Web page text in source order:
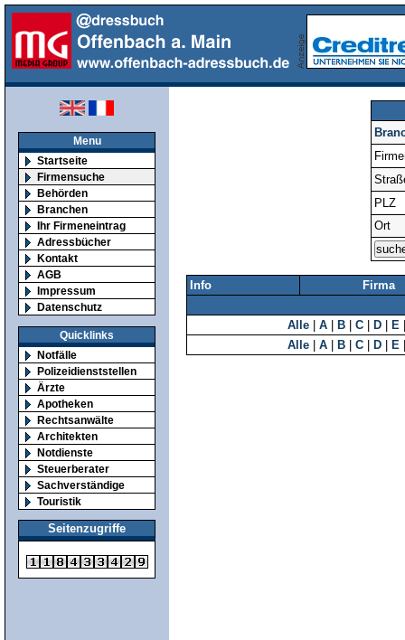
Menu
Startseite
Firmensuche
Behörden
Branchen
Ihr Firmeneintrag
Adressbücher
Kontakt
AGB
Impressum
Datenschutz
Quicklinks
Notfälle
Polizeidienststellen
Ärzte
Apotheken
Rechtsanwälte
Architekten
Notdienste
Steuerberater
Sachverständige
Touristik
Seitenzugriffe
PLZ
Ort
Info Firma
Alle A B C D E
Alle
A B C D E